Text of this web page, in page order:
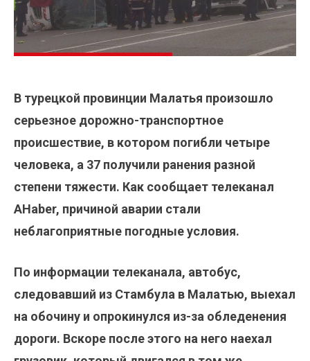
В турецкой провинции Малатья произошло
серьезное дорожно-транспортное
происшествие, в котором погибли четыре
человека, а 37 получили ранения разной
степени тяжести. Как сообщает телеканал
AHaber, причиной аварии стали
неблагоприятные погодные условия.
По информации телеканала, автобус,
следовавший из Стамбула в Малатью, выехал
на обочину и опрокинулся из-за обледенения
дороги. Вскоре после этого на него наехал